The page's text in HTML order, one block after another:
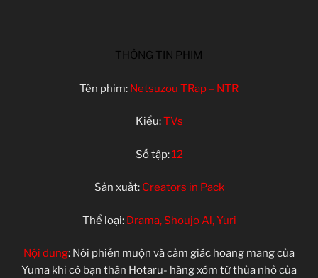
THÔNG TIN PHIM
Tên phim: Netsuzou TRap – NTR
Kiểu:TVs
Số tập:12
Sản xuất:Creators in Pack
Thể loại:Drama, Shoujo Al, Yuri
Nội dung: Nỗi phiền muộn và cảm giác hoang mang của
Yuma khi cô bạn thân Hotaru- hàng xóm từ thủa nhỏ của